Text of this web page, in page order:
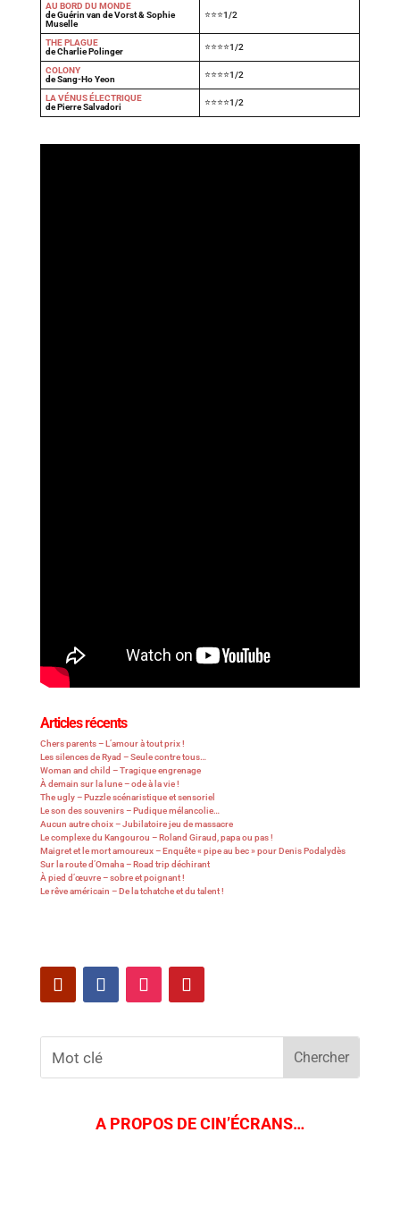
AU BORD DU MONDE
de Guérin van de Vorst & Sophie
Muselle
⭐⭐⭐1/2
THE PLAGUE
de Charlie Polinger
⭐⭐⭐⭐1/2
COLONY
de Sang-Ho Yeon
⭐⭐⭐⭐1/2
LA VÉNUS ÉLECTRIQUE
de Pierre Salvadori
⭐⭐⭐⭐1/2
Articles récents
Chers parents – L’amour à tout prix !
Les silences de Ryad – Seule contre tous…
Woman and child – Tragique engrenage
À demain sur la lune – ode à la vie !
The ugly – Puzzle scénaristique et sensoriel
Le son des souvenirs – Pudique mélancolie…
Aucun autre choix – Jubilatoire jeu de massacre
Le complexe du Kangourou – Roland Giraud, papa ou pas !
Maigret et le mort amoureux – Enquête « pipe au bec » pour Denis Podalydès
Sur la route d’Omaha – Road trip déchirant
À pied d’œuvre – sobre et poignant !
Le rêve américain – De la tchatche et du talent !
A PROPOS DE CIN’ÉCRANS…